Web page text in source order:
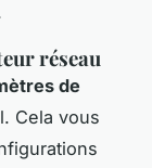
réseau
de
Cela vous